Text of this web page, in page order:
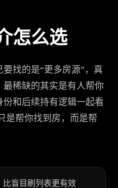
怎么选
找的是“更多房源”，真
稀缺的其实是有人帮你
和后续持有逻辑一起看
是帮你找到房，而是帮
比盲目刷列表更有效